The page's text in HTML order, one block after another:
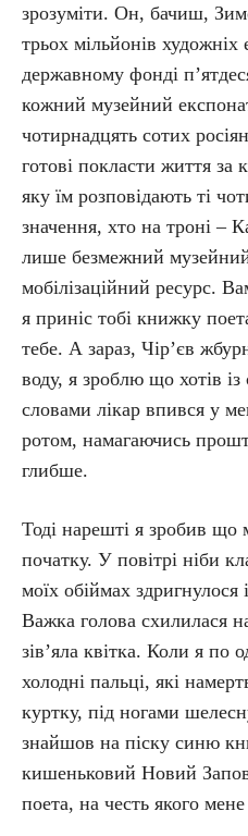
зрозуміти. Он, бачиш,
трьох мільйонів художніх
державному фонді
кожний музейний
чотирнадцять сотих
готові покласти життя
яку їм розповідають ті
значення, хто на троні –
лише безмежний
мобілізаційний ресурс.
я приніс тобі книжку
тебе. А зараз, Чір’єв
воду, я зроблю що хотів
словами лікар впився у
ротом, намагаючись
глибше.
Тоді нарешті я зробив що
початку. У повітрі ніби
моїх обіймах здригнулося
Важка голова схилилася
зів’яла квітка. Коли я по
холодні пальці, які
куртку, під ногами
знайшов на піску синю
кишеньковий Новий
поета, на честь якого